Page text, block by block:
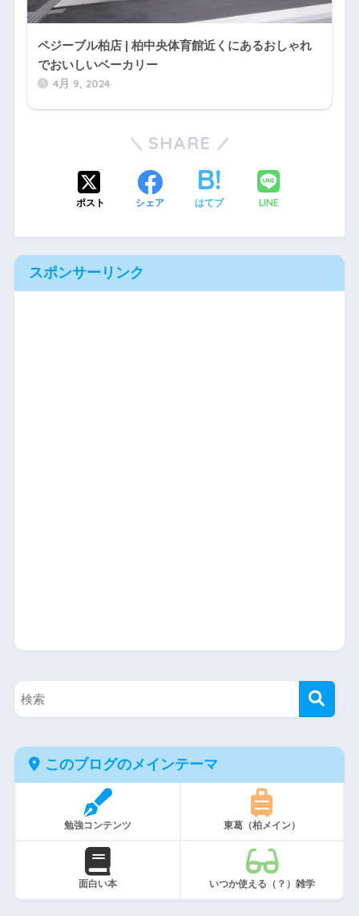
ペジーブル柏店 | 柏中央体育館近くにあるおしゃれ
でおいしいベーカリー
4月 9, 2024
SHARE
ポスト シェア はてブ LINE
スポンサーリンク
このブログのメインテーマ
勉強コンテンツ 東葛（柏メイン）
面白い本 いつか使える（？）雑学